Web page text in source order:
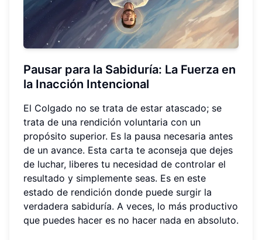
Pausar para la Sabiduría: La Fuerza en
la Inacción Intencional
El Colgado no se trata de estar atascado; se
trata de una rendición voluntaria con un
propósito superior. Es la pausa necesaria antes
de un avance. Esta carta te aconseja que dejes
de luchar, liberes tu necesidad de controlar el
resultado y simplemente seas. Es en este
estado de rendición donde puede surgir la
verdadera sabiduría. A veces, lo más productivo
que puedes hacer es no hacer nada en absoluto.